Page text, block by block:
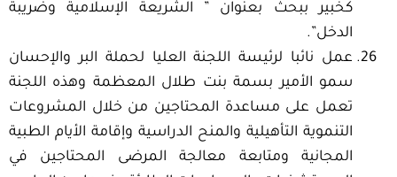
كخبير ببحث بعنوان ” الشريعة الإسلامية وضريبة
الدخل”.
عمل نائبا لرئيسة اللجنة العليا لحملة البر والإحسان
سمو الأمير بسمة بنت طلال المعظمة وهذه اللجنة
تعمل على مساعدة المحتاجين من خلال المشروعات
التنموية التأهيلية والمنح الدراسية وإقامة الأيام الطبية
المجانية ومتابعة معالجة المرضى المحتاجين في